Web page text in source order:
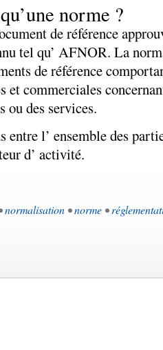
norme ?
de référence
tel qu’ AFNOR. La
de référence
et commerciales
ou des services.
entre l’ ensemble des
d’ activité.
normalisation •norme •